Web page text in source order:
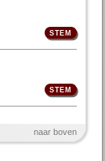
naar boven